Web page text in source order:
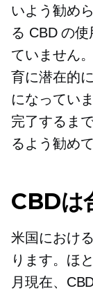
いよう勧め
る CBD の
ていません
育に潜在的
になってい
完了するま
るよう勧め
CBDは
米国におけ
ります。ほ
月現在、